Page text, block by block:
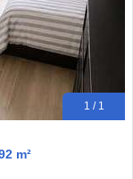
1 / 1
m²